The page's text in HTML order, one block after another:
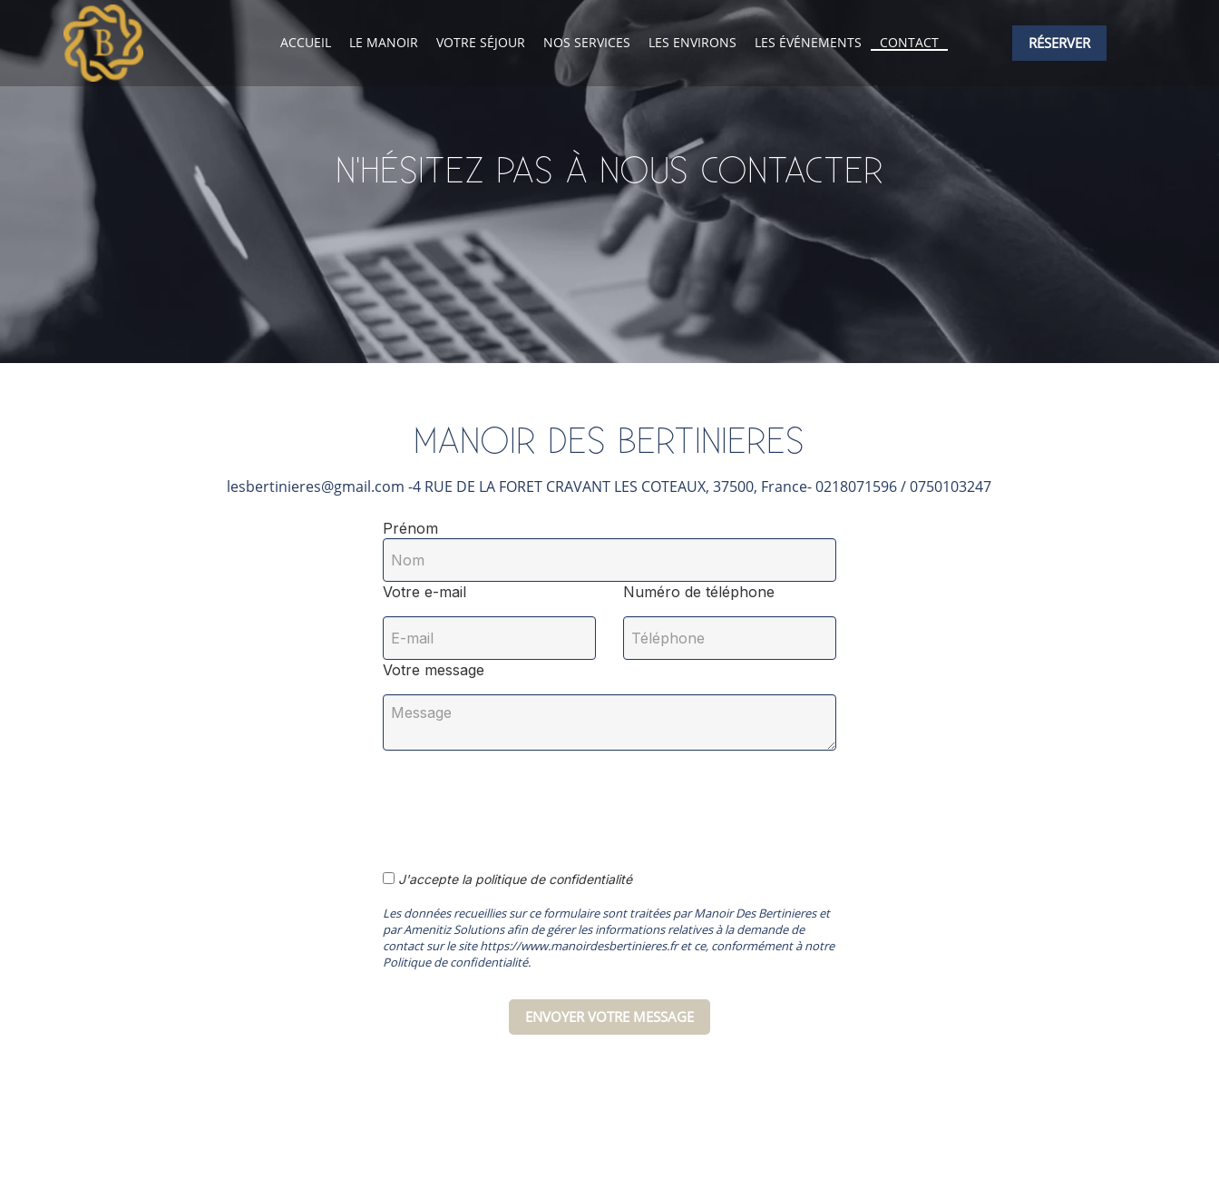
ACCUEIL LE MANOIR VOTRE SÉJOUR NOS SERVICES LES ENVIRONS LES ÉVÉNEMENTS CONTACT RÉSERVER
N'HÉSITEZ PAS À NOUS CONTACTER
MANOIR DES BERTINIERES
lesbertinieres@gmail.com -4 RUE DE LA FORET CRAVANT LES COTEAUX, 37500, France- 0218071596/ 0750103247
Prénom
Votre e-mail Numéro de téléphone
Votre message
J'accepte la politique de confidentialité
Les données recueillies sur ce formulaire sont traitées par Manoir Des Bertinieres et
par Amenitiz Solutions afin de gérer les informations relatives à la demande de
contact sur le site https://www.manoirdesbertinieres.fr et ce, conformément à notre
Politique de confidentialité.